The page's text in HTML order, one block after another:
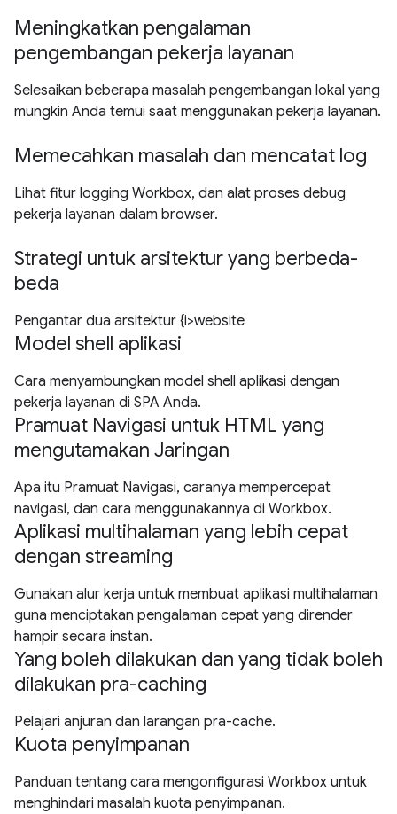
Meningkatkan pengalaman
pengembangan pekerja layanan
Selesaikan beberapa masalah pengembangan lokal yang
mungkin Anda temui saat menggunakan pekerja layanan.
Memecahkan masalah dan mencatat log
Lihat fitur logging Workbox, dan alat proses debug
pekerja layanan dalam browser.
Strategi untuk arsitektur yang berbeda-
beda
Pengantar dua arsitektur {i>website
Model shell aplikasi
Cara menyambungkan model shell aplikasi dengan
pekerja layanan di SPA Anda.
Pramuat Navigasi untuk HTML yang
mengutamakan Jaringan
Apa itu Pramuat Navigasi, caranya mempercepat
navigasi, dan cara menggunakannya di Workbox.
Aplikasi multihalaman yang lebih cepat
dengan streaming
Gunakan alur kerja untuk membuat aplikasi multihalaman
guna menciptakan pengalaman cepat yang dirender
hampir secara instan.
Yang boleh dilakukan dan yang tidak boleh
dilakukan pra-caching
Pelajari anjuran dan larangan pra-cache.
Kuota penyimpanan
Panduan tentang cara mengonfigurasi Workbox untuk
menghindari masalah kuota penyimpanan.